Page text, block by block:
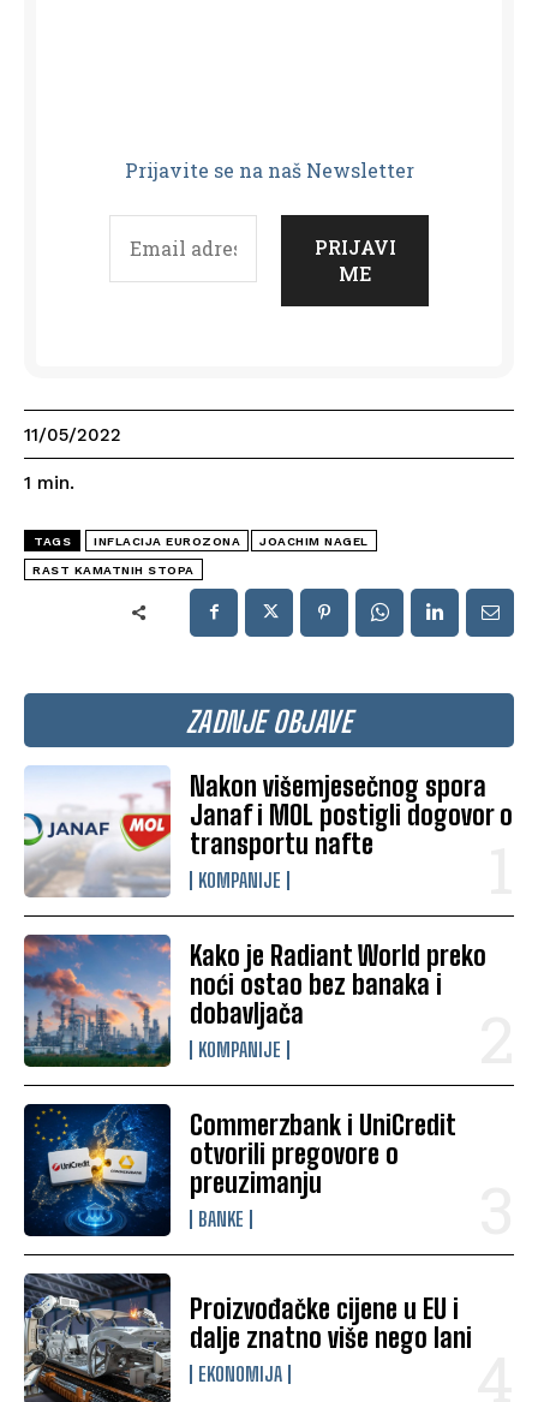
ZADNJE OBJAVE
Nakon višemjesečnog spora
Janaf i MOL postigli dogovor o
transportu nafte
KOMPANIJE
Kako je Radiant World preko
noći ostao bez banaka i
dobavljača
KOMPANIJE
Commerzbank i UniCredit
otvorili pregovore o
preuzimanju
BANKE
Proizvođačke cijene u EU i
dalje znatno više nego lani
EKONOMIJA
Prijavite se na naš Newsletter
11/05/2022
1 min.
TAGS INFLACIJA EUROZONA JOACHIM NAGEL
RAST KAMATNIH STOPA